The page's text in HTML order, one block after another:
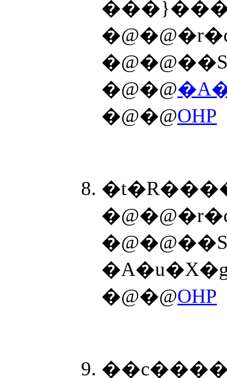
�@�@
�@�@OHP
�@�@OHP